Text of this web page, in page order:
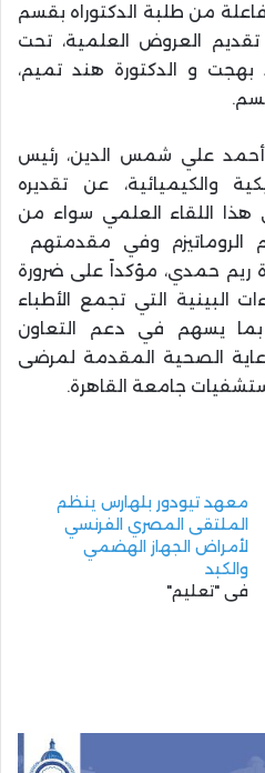
من طلبة الدكتوراه بقسم
تقديم العروض العلمية، تحت
بهجت و الدكتورة هند تميم،
أحمد علي شمس الدين، رئيس
والكيميائية، عن تقديره
اللقاء العلمي سواء من
وفي مقدمتهم
ريم حمدي، مؤكداً على ضرورة
البينية التي تجمع الأطباء
يسهم في دعم التعاون
الصحية المقدمة لمرضى
جامعة القاهرة.
معهد تيودور بلهارس ينظم
الملتقى المصري الفرنسي
لأمراض الجهاز الهضمي
والكبد
في "تعليم"